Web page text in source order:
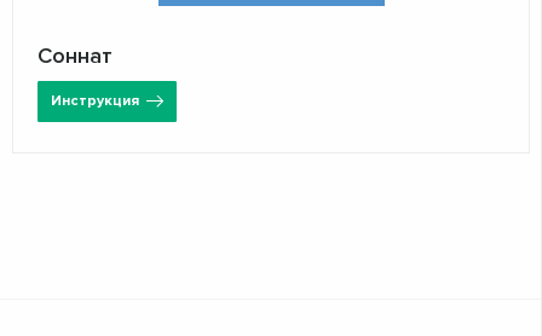
Соннат
Инструкция